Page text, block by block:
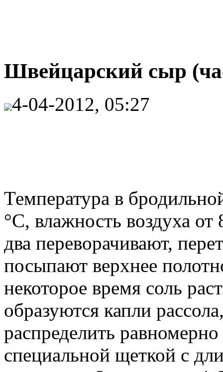
Швейцарский сыр
4-04-2012, 05:27
Температура в
°С, влажность воздуха
два переворачивают,
посыпают верхнее
некоторое время соль
образуются капли
распределить
специальной щеткой с